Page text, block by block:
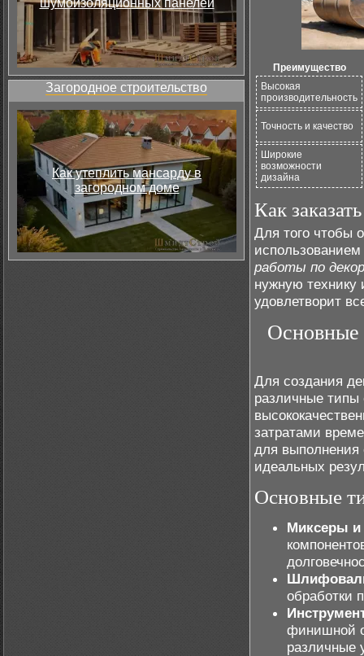
шумоизоляционных панелей
Загородное строительство
Как утеплить мансарду в
загородном доме
Преимущество
Высокая
производительность
Точность и качество
Широкие
возможности
дизайна
Как
Для того чтобы
работы по
нужную технику
удовлетворит
Основные
Для создания
различные типы
затратами
для выполнения
идеальных
Основные
Миксеры и
обработки
финишной
различные